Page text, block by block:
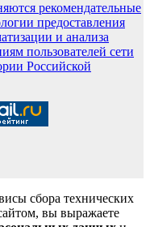
рекомендательные
предоставления
и анализа
пользователей сети
Российской
сбора технических
вы выражаете